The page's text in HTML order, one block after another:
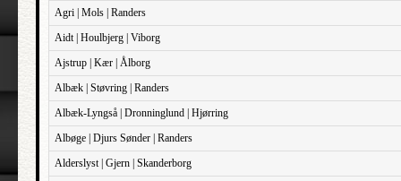
Agri | Mols | Randers
Aidt | Houlbjerg | Viborg
Ajstrup | Kær | Ålborg
Albæk | Støvring | Randers
Albæk-Lyngså | Dronninglund | Hjørring
Albøge | Djurs Sønder | Randers
Alderslyst | Gjern | Skanderborg